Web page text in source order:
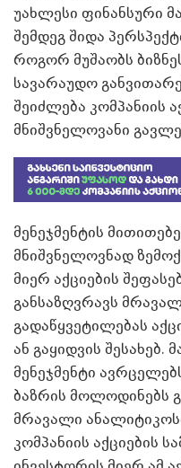
უახლესი ფინანსური
შემდეგ შიდა
როგორ მუშაობს
სავარაუდო
შეიძლება კომპანიის
მნიშვნელოვანი
მენეჯმენტის
მნიშვნელოვნად
მიერ აქციების
განსაზღვრავს
გადაწყვეტილებას
ან გაყიდვის შესახებ.
მენეჯმენტი
ბაზრის მოლოდინებს
მრავალი
კომპანიის აქციების